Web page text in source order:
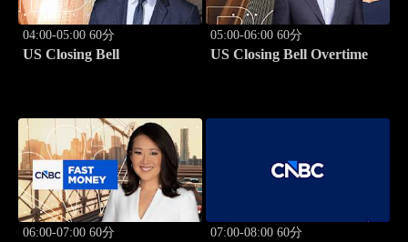
04:00-05:00 60分
US Closing Bell
05:00-06:00 60分
US Closing Bell Overtime
06:00-07:00 60分 07:00-08:00 60分